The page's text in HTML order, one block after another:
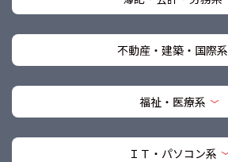
不動産・建築・国際系
福祉・医療系
ＩＴ・パソコン系